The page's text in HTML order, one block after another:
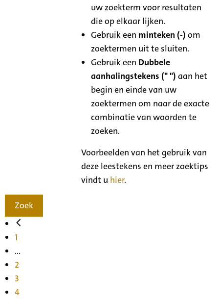
uw zoekterm voor resultaten
die op elkaar lijken.
Gebruik een minteken (-) om
zoektermen uit te sluiten.
Gebruik een Dubbele
aanhalingstekens (" ") aan het
begin en einde van uw
zoektermen om naar de exacte
combinatie van woorden te
zoeken.
Voorbeelden van het gebruik van
deze leestekens en meer zoektips
vindt u hier.
Zoek
1
...
2
3
4